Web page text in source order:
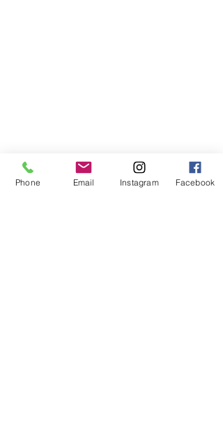
Phone Email Instagram Facebook